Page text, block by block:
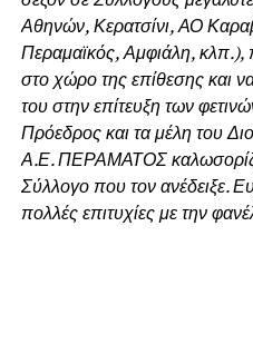
Αθηνών, Κερατσίνι, ΑΟ
Περαμαϊκός, Αμφιάλη, κλπ.),
στο χώρο της επίθεσης και
του στην επίτευξη των
Πρόεδρος και τα μέλη του
Α.Ε. ΠΕΡΑΜΑΤΟΣ
Σύλλογο που τον ανέδειξε.
πολλές επιτυχίες με την